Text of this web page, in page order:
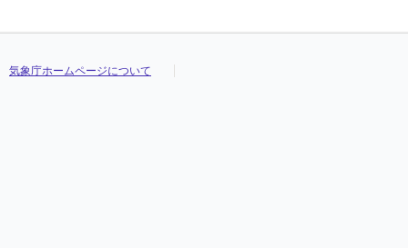
気象庁ホームページについて